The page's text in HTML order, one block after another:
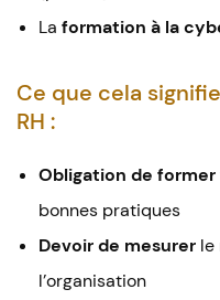
La formation à la
Ce que cela
RH :
Obligation de former
bonnes pratiques
Devoir de mesurer le
l’organisation